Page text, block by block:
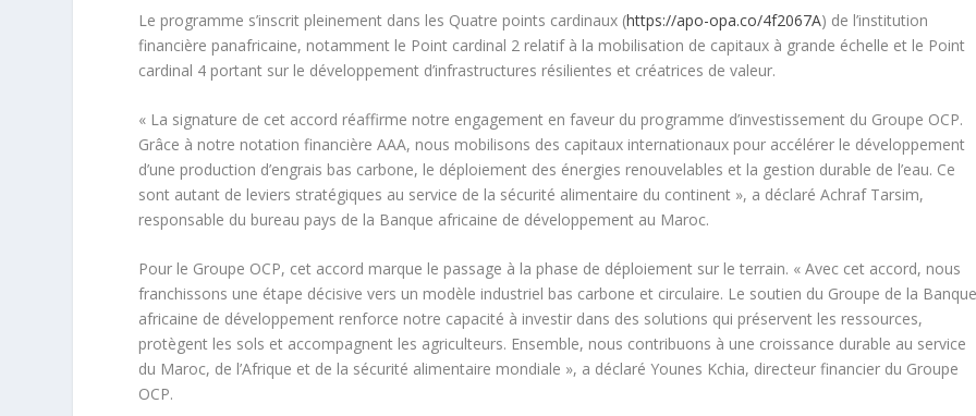
Le programme s’inscrit pleinement dans les Quatre points cardinaux (https://apo-opa.co/4f2067A) de l’institution
financière panafricaine, notamment le Point cardinal 2 relatif à la mobilisation de capitaux à grande échelle et le Point
cardinal 4 portant sur le développement d’infrastructures résilientes et créatrices de valeur.
« La signature de cet accord réaffirme notre engagement en faveur du programme d’investissement du Groupe OCP.
Grâce à notre notation financière AAA, nous mobilisons des capitaux internationaux pour accélérer le développement
d’une production d’engrais bas carbone, le déploiement des énergies renouvelables et la gestion durable de l’eau. Ce
sont autant de leviers stratégiques au service de la sécurité alimentaire du continent », a déclaré Achraf Tarsim,
responsable du bureau pays de la Banque africaine de développement au Maroc.
Pour le Groupe OCP, cet accord marque le passage à la phase de déploiement sur le terrain. « Avec cet accord, nous
franchissons une étape décisive vers un modèle industriel bas carbone et circulaire. Le soutien du Groupe de la
africaine de développement renforce notre capacité à investir dans des solutions qui préservent les ressources,
protègent les sols et accompagnent les agriculteurs. Ensemble, nous contribuons à une croissance durable au service
du Maroc, de l’Afrique et de la sécurité alimentaire mondiale », a déclaré Younes Kchia, directeur financier du Groupe
OCP.